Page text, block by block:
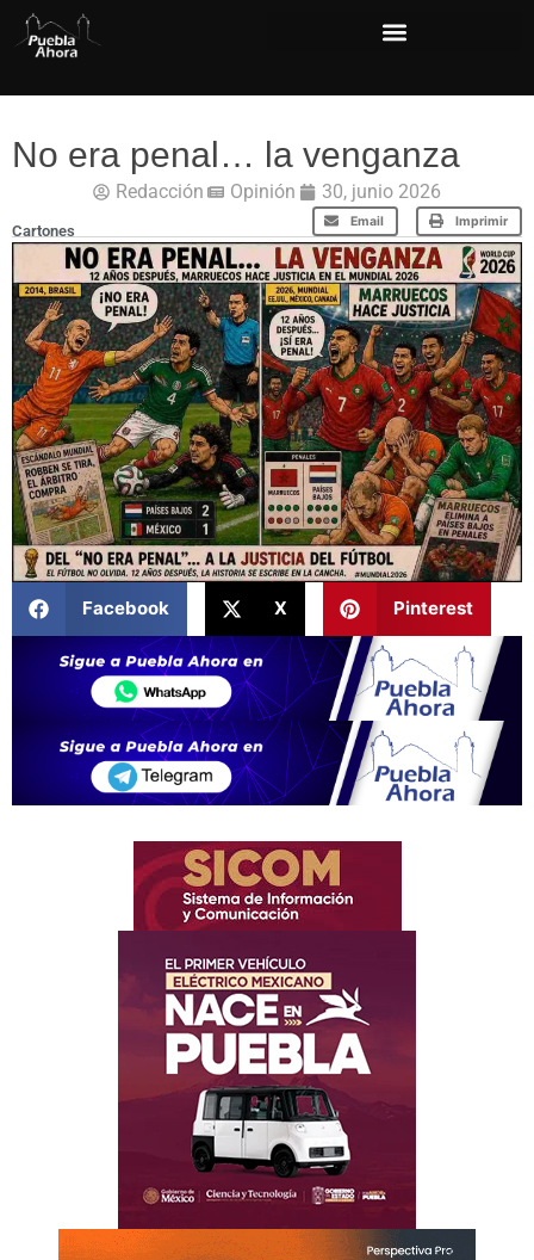
No era penal… la venganza
Redacción Opinión 30, junio 2026
Email Imprimir
Cartones
Facebook X Pinterest